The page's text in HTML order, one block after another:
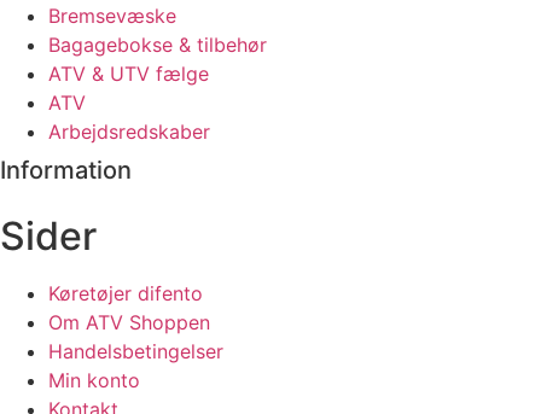
Bremsevæske
Bagagebokse & tilbehør
ATV & UTV fælge
ATV
Arbejdsredskaber
Information
Sider
Køretøjer difento
Om ATV Shoppen
Handelsbetingelser
Min konto
Kontakt